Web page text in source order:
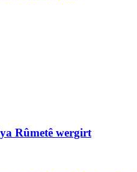
Rûmetê wergirt